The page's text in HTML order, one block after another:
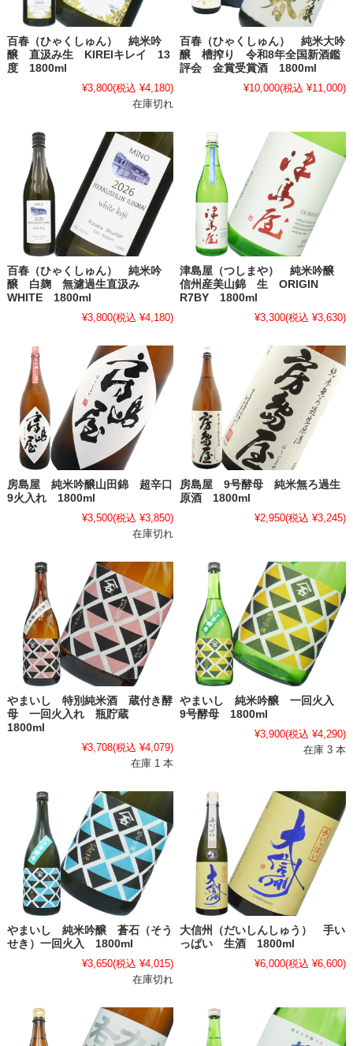
百春（ひゃくしゅん） 純米吟
醸 直汲み生 KIREIキレイ 13
度 1800ml
¥3,800(税込 ¥4,180)
在庫切れ
百春（ひゃくしゅん） 純米大吟
醸 槽搾り 令和8年全国新酒鑑
評会 金賞受賞酒 1800ml
¥10,000(税込 ¥11,000)
百春（ひゃくしゅん） 純米吟
醸 白麹 無濾過生直汲み
WHITE 1800ml
¥3,800(税込 ¥4,180)
津島屋（つしまや） 純米吟醸
信州産美山錦 生 ORIGIN
R7BY 1800ml
¥3,300(税込 ¥3,630)
房島屋 純米吟醸山田錦 超辛口
9火入れ 1800ml
¥3,500(税込 ¥3,850)
在庫切れ
房島屋 9号酵母 純米無ろ過生
原酒 1800ml
¥2,950(税込 ¥3,245)
やまいし 特別純米酒 蔵付き酵
母 一回火入れ 瓶貯蔵
1800ml
¥3,708(税込 ¥4,079)
在庫 1 本
やまいし 純米吟醸 一回火入
9号酵母 1800ml
¥3,900(税込 ¥4,290)
在庫 3 本
やまいし 純米吟醸 蒼石（そう
せき）一回火入 1800ml
¥3,650(税込 ¥4,015)
在庫切れ
大信州（だいしんしゅう） 手い
っぱい 生酒 1800ml
¥6,000(税込 ¥6,600)